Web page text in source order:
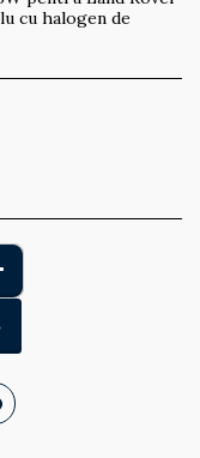
cu halogen de